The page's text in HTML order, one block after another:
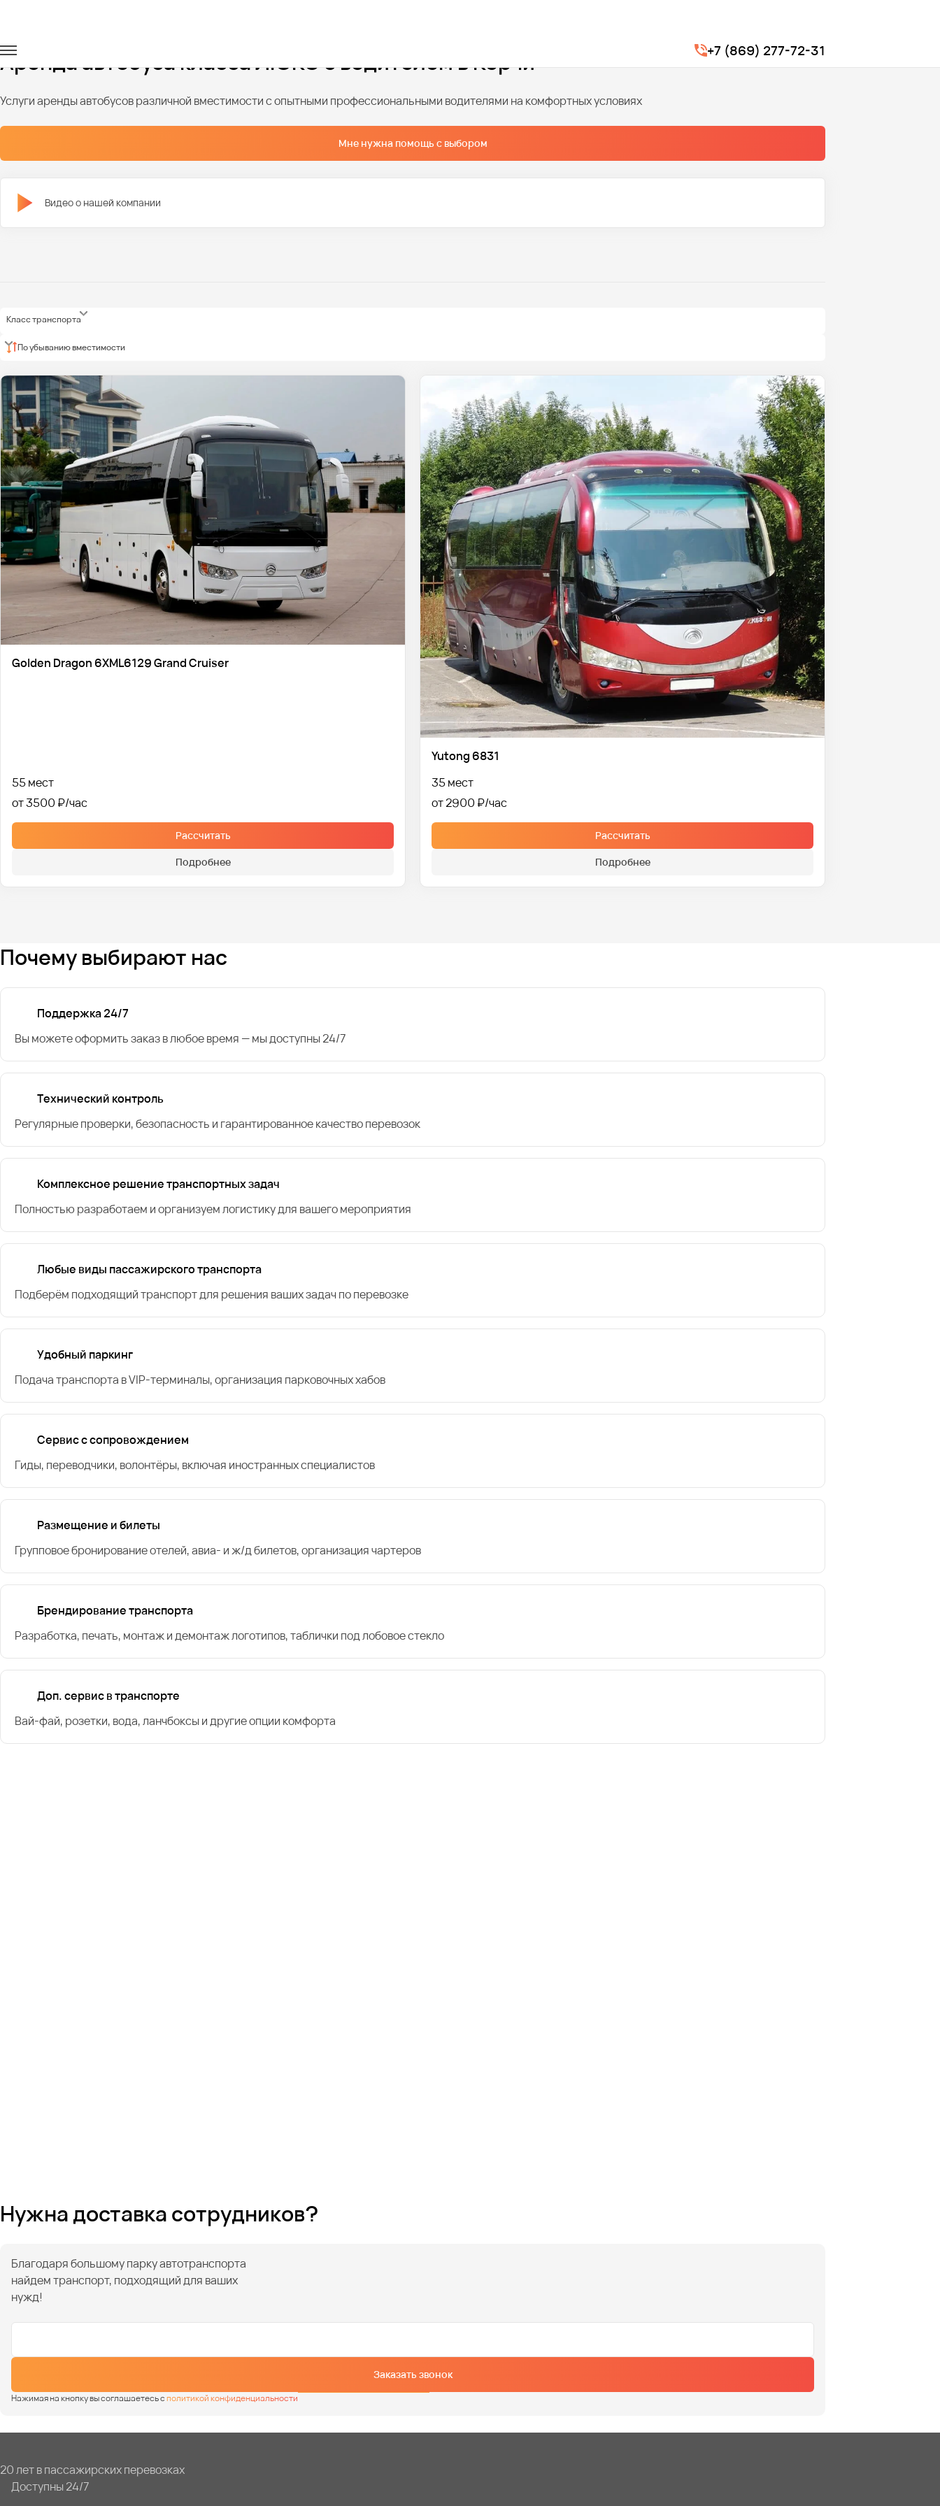
+7 (869) 277-72-31
Аренда автобуса класса ЛЮКС с водителем в Керчи
Услуги аренды автобусов различной вместимости с опытными профессиональными водителями на комфортных условиях
Мне нужна помощь с выбором
Видео о нашей компании
Класс транспорта
По убыванию вместимости
Golden Dragon 6XML6129 Grand Cruiser
55 мест
от 3500 ₽
Рассчитать
Подробнее
Yutong 6831
35 мест
от 2900 ₽
Рассчитать
Подробнее
Почему выбирают нас
Поддержка 24/7
Вы можете оформить заказ в любое время — мы доступны 24/7
Технический контроль
Регулярные проверки, безопасность и гарантированное качество перевозок
Комплексное решение транспортных задач
Полностью разработаем и организуем логистику для вашего мероприятия
Любые виды пассажирского транспорта
Подберём подходящий транспорт для решения ваших задач по перевозке
Удобный паркинг
Подача транспорта в VIP-терминалы, организация парковочных хабов
Сервис с сопровождением
Гиды, переводчики, волонтёры, включая иностранных специалистов
Размещение и билеты
Групповое бронирование отелей, авиа- и ж/д билетов, организация чартеров
Брендирование транспорта
Разработка, печать, монтаж и демонтаж логотипов, таблички под лобовое стекло
Доп. сервис в транспорте
Вай-фай, розетки, вода, ланчбоксы и другие опции комфорта
Нужна доставка сотрудников?
Благодаря большому парку автотранспорта
найдем транспорт, подходящий для ваших
нужд!
Заказать звонок
Нажимая на кнопку вы соглашаетесь сполитикой конфиденциальности
20 лет в пассажирских перевозках
Доступны 24/7